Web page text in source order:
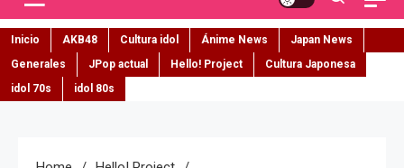
Inicio AKB48 Cultura idol Ánime News
Japan News
Generales
JPop actual Hello! Project
Cultura Japonesa
idol 70s
idol 80s